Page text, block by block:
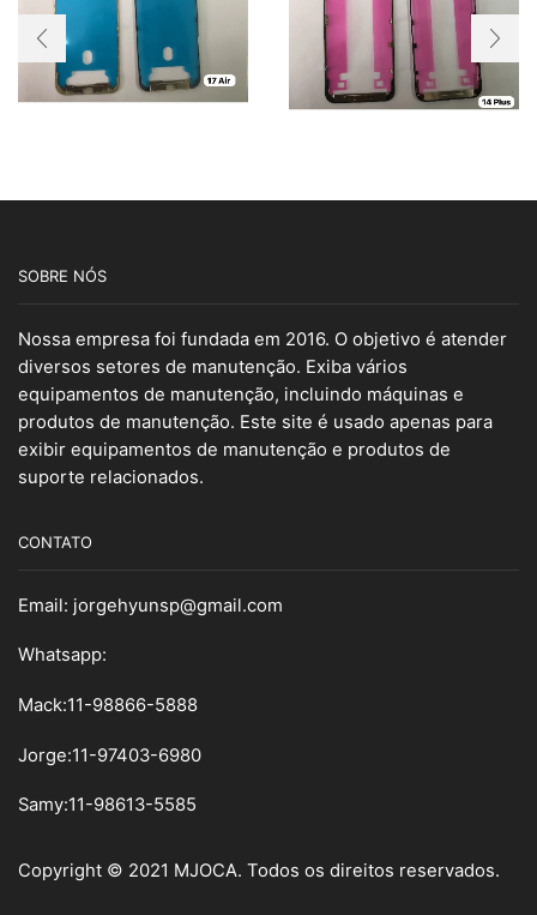
SOBRE NÓS
Nossa empresa foi fundada em 2016. O objetivo é atender
diversos setores de manutenção. Exiba vários
equipamentos de manutenção, incluindo máquinas e
produtos de manutenção. Este site é usado apenas para
exibir equipamentos de manutenção e produtos de
suporte relacionados.
CONTATO
Email: jorgehyunsp@gmail.com
Whatsapp:
Mack:11-98866-5888
Jorge:11-97403-6980
Samy:11-98613-5585
Copyright © 2021 MJOCA. Todos os direitos reservados.